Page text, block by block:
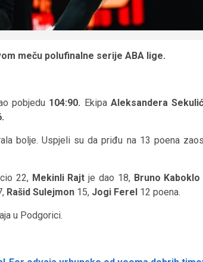
meču polufinalne serije ABA lige.
pobjedu 104:90. Ekipa Aleksandera
bolje. Uspjeli su da priđu na 13 poena
22, Mekinli Rajt je dao 18, Bruno Kaboklo
Rašid Sulejmon 15, Jogi Ferel 12 poena.
u Podgorici.